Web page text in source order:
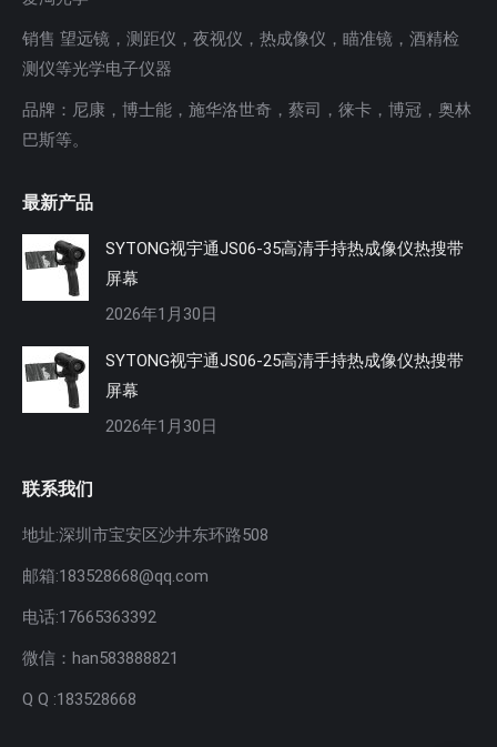
销售 望远镜，测距仪，夜视仪，热成像仪，瞄准镜，酒精检
测仪等光学电子仪器
品牌：尼康，博士能，施华洛世奇，蔡司，徕卡，博冠，奥林
巴斯等。
最新产品
SYTONG视宇通JS06-35高清手持热成像仪热搜带
屏幕
2026年1月30日
SYTONG视宇通JS06-25高清手持热成像仪热搜带
屏幕
2026年1月30日
联系我们
地址:深圳市宝安区沙井东环路508
邮箱:183528668@qq.com
电话:17665363392
微信：han583888821
Q Q :183528668